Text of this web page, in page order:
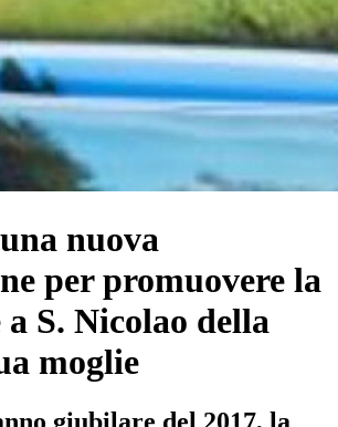
nuova
per promuovere la
a S. Nicolao della
moglie
giubilare del 2017, la